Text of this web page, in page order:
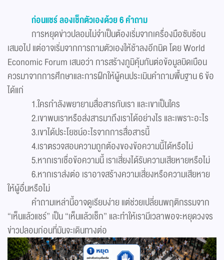
ก่อนแชร์ ลองเช็กตัวเองด้วย 6 คำถาม
การหยุดข่าวปลอมไม่จำเป็นต้องเริ่มจากเครื่องมือซับซ้อน
เสมอไป แต่อาจเริ่มจากการถามตัวเองให้ช้าลงอีกนิด โดย World
Economic Forum เสนอว่า การสร้างภูมิคุ้มกันต่อข้อมูลบิดเบือน
ควรมาจากการศึกษาและการฝึกให้ผู้คนประเมินคำถามพื้นฐาน 6 ข้อ
ได้แก่
1.ใครกำลังพยายามสื่อสารกับเรา และเขาเป็นใคร
2.เขาพบเราหรือส่งสารมาถึงเราได้อย่างไร และเพราะอะไร
3.เขาได้ประโยชน์อะไรจากการสื่อสารนี้
4.เราตรวจสอบความถูกต้องของข้อความนี้ได้หรือไม่
5.หากเราเชื่อข้อความนี้ เราเสี่ยงได้รับความเสียหายหรือไม่
6.หากเราส่งต่อ เราอาจสร้างความเสี่ยงหรือความเสียหาย
ให้ผู้อื่นหรือไม่
คำถามเหล่านี้อาจดูเรียบง่าย แต่ช่วยเปลี่ยนพฤติกรรมจาก
“เห็นแล้วแชร์” เป็น “เห็นแล้วเช็ก” และทำให้เรามีเวลาพอจะหยุดวงจร
ข่าวปลอมก่อนที่มันจะเดินทางต่อ